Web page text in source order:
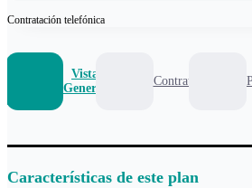
Contratación telefónica
Vista
General
Contrato
Características de este plan